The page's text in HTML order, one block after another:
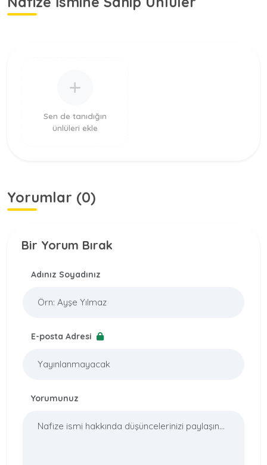
Sen de tanıdığın
ünlüleri ekle
Yorumlar (0)
Bir Yorum Bırak
Adınız Soyadınız
E-posta Adresi
Yorumunuz